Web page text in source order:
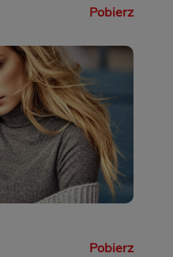
Pobierz
Pobierz